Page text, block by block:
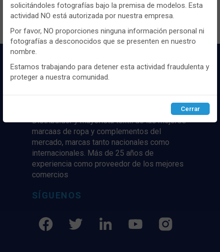
Distribuidor y mayorista textil de las mejores
marcaas de ropa y complementos del
mercado, marcas tanto nacionales como
internacionales. Más de 25 años de
experiencia como proveedor de los mejores
comercios
SÍGUENOS
Igualmente, utilizamos cookies para medir y obtener datos de
la navegación que realizas y para ajustar el contenido a tus
gustos y preferencias.
Puedesconfigurary aceptar el uso de cookies a tu gusto.
Para obtener más información visita nuestra
cookies .
Configurar Rechazar ACEPTAR
solicitándoles fotografías bajo la premisa de modelos. Esta
actividad NO está autorizada por nuestra empresa.
Por favor, NO proporciones ninguna información personal ni
fotografías a desconocidos que se presenten en nuestro
nombre.
Estamos trabajando para detener esta actividad fraudulenta y
proteger a nuestra comunidad.
Cerrar